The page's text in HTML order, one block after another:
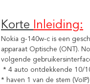
Korte Inleiding:
Nokia g-140w-c is een
apparaat Optische (ONT).
volgende
* 4 auto ontdekkende 10/
* haven 1 van de stem